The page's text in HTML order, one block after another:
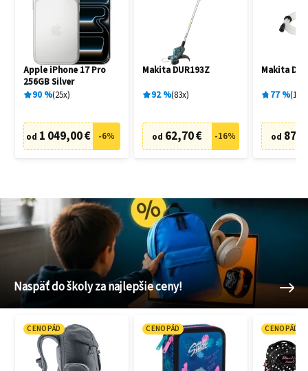
Apple iPhone 17 Pro
256GB Silver
90% 25x
od 1 049,00 € -6%
Makita DUR193Z
92% 83x
od 62,70 € -16%
Makita
77% 19
od
Naspäť do školy za najlepšie ceny!
CENOPÁD CENOPÁD CENOPÁD